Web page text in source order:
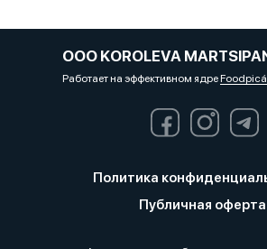
OOO KOROLEVA
Работает на эффективном ядре
Политика
Публичная оферта